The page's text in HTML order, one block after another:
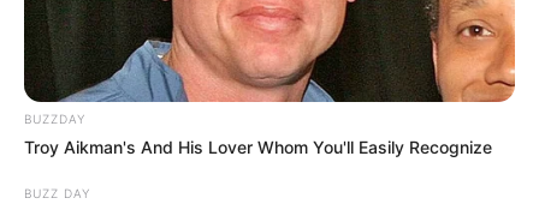
BUZZDAY
Troy Aikman's And His Lover Whom You'll Easily Recognize
BUZZ DAY